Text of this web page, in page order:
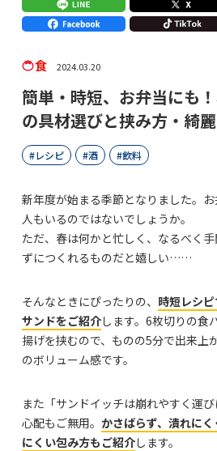
食 2024.03.20
簡単・時短、お弁当にも
の具材選びと挟み方・綺
レシピ 酒 飲料
新年度が始まる季節となりました。
人もいるのではないでしょうか。
ただ、春は何かと忙しく、なるべく
ずにつくれるものだと嬉しい……
そんなときにぴったりの、 時短レシ
サンドをご紹介します。6枚切りの食
揚げを挟むので、ものの5分で出来上
のボリューム感です。
また「サンドイッチは崩れやすく運
心配もご無用。 かさばらず、潰れに
にくい包み方もご紹介します。